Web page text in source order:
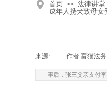
首页 >> 法律讲堂
成年人携犬致母女
来源: 作者:富猫法务
事后，张三父亲支付